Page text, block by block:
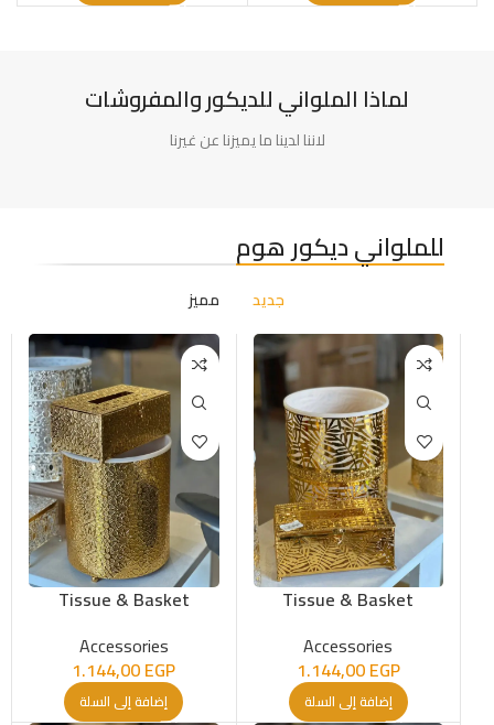
لماذا الملواني للديكور والمفروشات
لاننا لدينا ما يميزنا عن غيرنا
للملواني ديكور هوم
جديد مميز
Tissue & Basket
Accessories
1.144,00EGP
إضافة إلى السلة
Tissue & Basket
Accessories
1.144,00EGP
إضافة إلى السلة